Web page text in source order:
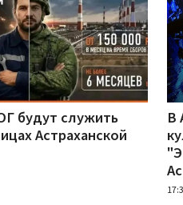
будут служить
Астраханской
В